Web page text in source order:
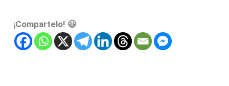
¡Compartelo! 😃